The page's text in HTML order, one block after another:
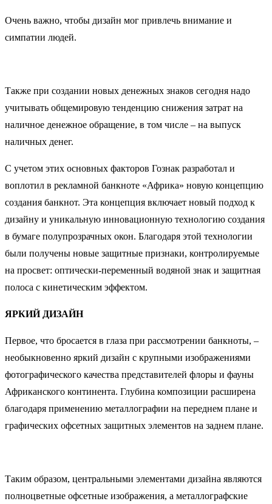
Очень важно, чтобы дизайн мог привлечь внимание и
симпатии людей.
Также при создании новых денежных знаков сегодня надо
учитывать общемировую тенденцию снижения затрат на
наличное денежное обращение, в том числе – на выпуск
наличных денег.
С учетом этих основных факторов Гознак разработал и
воплотил в рекламной банкноте «Африка» новую концепцию
создания банкнот. Эта концепция включает новый подход к
дизайну и уникальную инновационную технологию создания
в бумаге полупрозрачных окон. Благодаря этой технологии
были получены новые защитные признаки, контролируемые
на просвет: оптически-переменный водяной знак и защитная
полоса с кинетическим эффектом.
ЯРКИЙ ДИЗАЙН
Первое, что бросается в глаза при рассмотрении банкноты, –
необыкновенно яркий дизайн с крупными изображениями
фотографического качества представителей флоры и фауны
Африканского континента. Глубина композиции расширена
благодаря применению металлографии на переднем плане и
графических офсетных защитных элементов на заднем плане.
Таким образом, центральными элементами дизайна являются
полноцветные офсетные изображения, а металлографские